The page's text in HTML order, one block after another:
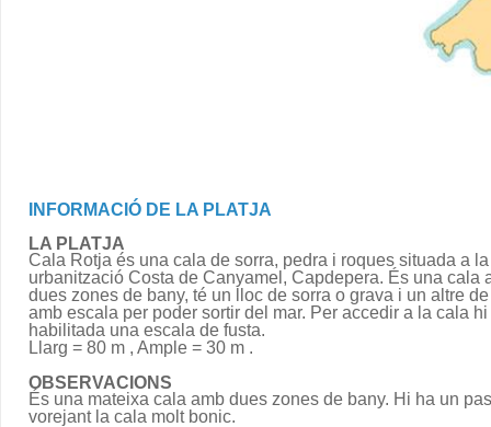
INFORMACIÓ DE LA PLATJA
LA PLATJA
Cala Rotja és una cala de sorra, pedra i roques situada a la
urbanització Costa de Canyamel, Capdepera. És una cala
dues zones de bany, té un lloc de sorra o grava i un altre
amb escala per poder sortir del mar. Per accedir a la cala hi
habilitada una escala de fusta.
Llarg = 80 m , Ample = 30 m .
OBSERVACIONS
És una mateixa cala amb dues zones de bany. Hi ha un
vorejant la cala molt bonic.